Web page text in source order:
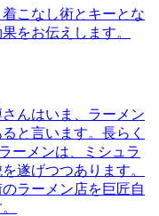
こなし術とキーとな
をお伝えします。
んはいま、ラーメン
と言います。長らく
ーメンは、ミシュラ
遂げつつあります。
ラーメン店を巨匠自